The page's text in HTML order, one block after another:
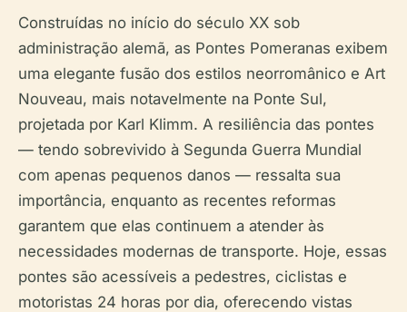
Construídas no início do século XX sob
administração alemã, as Pontes Pomeranas exibem
uma elegante fusão dos estilos neorromânico e Art
Nouveau, mais notavelmente na Ponte Sul,
projetada por Karl Klimm. A resiliência das pontes
— tendo sobrevivido à Segunda Guerra Mundial
com apenas pequenos danos — ressalta sua
importância, enquanto as recentes reformas
garantem que elas continuem a atender às
necessidades modernas de transporte. Hoje, essas
pontes são acessíveis a pedestres, ciclistas e
motoristas 24 horas por dia, oferecendo vistas